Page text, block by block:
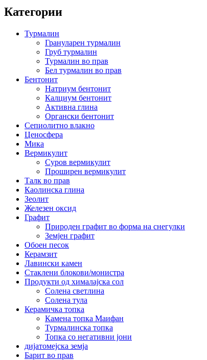
Категории
Турмалин
Грануларен турмалин
Груб турмалин
Турмалин во прав
Бел турмалин во прав
Бентонит
Натриум бентонит
Калциум бентонит
Активна глина
Органски бентонит
Сепиолитно влакно
Ценосфера
Мика
Вермикулит
Суров вермикулит
Проширен вермикулит
Талк во прав
Каолинска глина
Зеолит
Железен оксид
Графит
Природен графит во форма на снегулки
Земјен графит
Обоен песок
Керамзит
Лавински камен
Стаклени блокови/монистра
Продукти од хималајска сол
Солена светлина
Солена тула
Керамичка топка
Камена топка Маифан
Турмалинска топка
Топка со негативни јони
дијатомејска земја
Барит во прав